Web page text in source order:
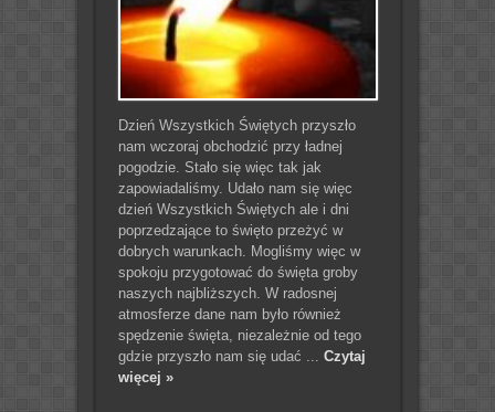
Dzień Wszystkich Świętych przyszło
nam wczoraj obchodzić przy ładnej
pogodzie. Stało się więc tak jak
zapowiadaliśmy. Udało nam się więc
dzień Wszystkich Świętych ale i dni
poprzedzające to święto przeżyć w
dobrych warunkach. Mogliśmy więc w
spokoju przygotować do święta groby
naszych najbliższych. W radosnej
atmosferze dane nam było również
spędzenie święta, niezależnie od tego
gdzie przyszło nam się udać ... Czytaj
więcej »